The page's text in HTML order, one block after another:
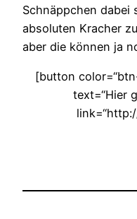
Schnäppchen dabei
absoluten Kracher
aber die können ja
[button
text=“Hier